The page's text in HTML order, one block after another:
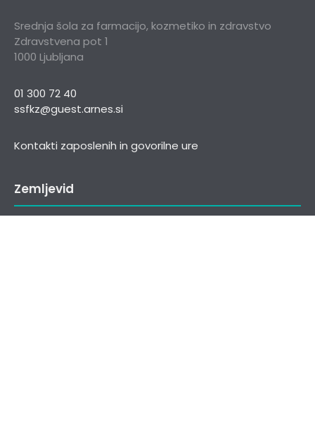
Srednja šola za farmacijo, kozmetiko in zdravstvo
Zdravstvena pot 1
1000 Ljubljana
01 300 72 40
ssfkz@guest.arnes.si
Kontakti zaposlenih in govorilne ure
Zemljevid